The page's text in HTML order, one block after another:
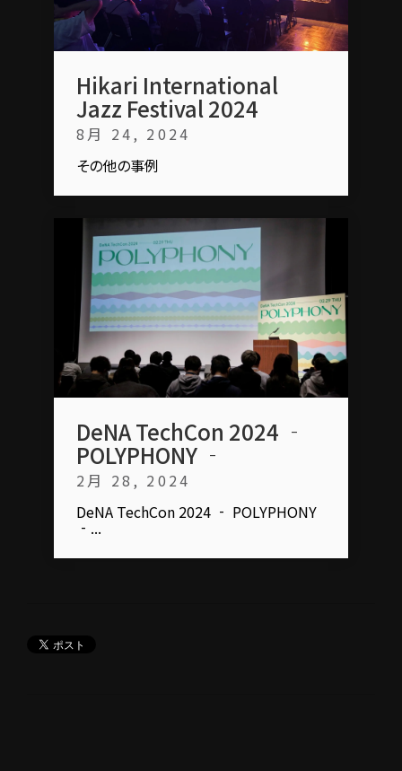
Hikari International
Jazz Festival 2024
8月 24, 2024
その他の事例
DeNA TechCon 2024 ‐
POLYPHONY ‐
2月 28, 2024
DeNA TechCon 2024 ‐ POLYPHONY
‐...